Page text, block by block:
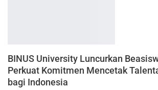
BINUS University Luncurkan
Perkuat Komitmen Mencetak
bagi Indonesia